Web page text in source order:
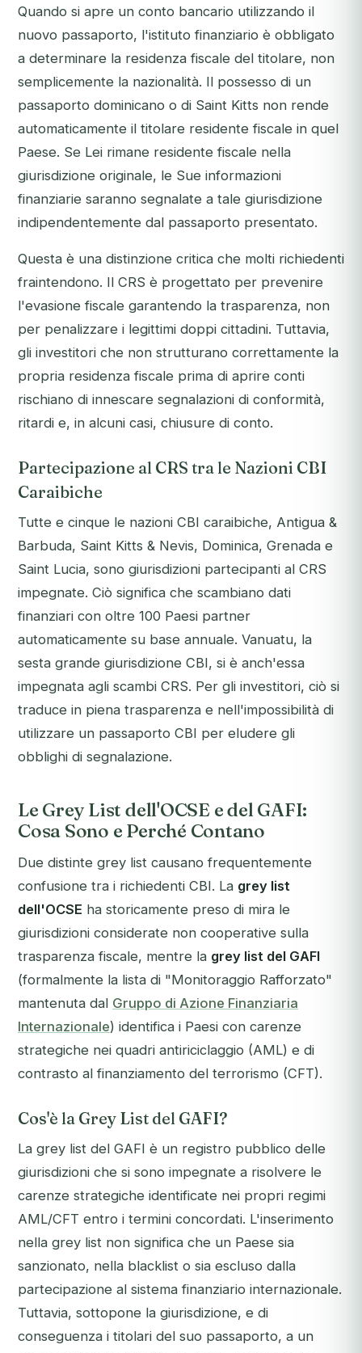
Quando si apre un conto bancario utilizzando il
nuovo passaporto, l'istituto finanziario è obbligato
a determinare la residenza fiscale del titolare, non
semplicemente la nazionalità. Il possesso di un
passaporto dominicano o di Saint Kitts non rende
automaticamente il titolare residente fiscale in quel
Paese. Se Lei rimane residente fiscale nella
giurisdizione originale, le Sue informazioni
finanziarie saranno segnalate a tale giurisdizione
indipendentemente dal passaporto presentato.
Questa è una distinzione critica che molti richiedenti
fraintendono. Il CRS è progettato per prevenire
l'evasione fiscale garantendo la trasparenza, non
per penalizzare i legittimi doppi cittadini. Tuttavia,
gli investitori che non strutturano correttamente la
propria residenza fiscale prima di aprire conti
rischiano di innescare segnalazioni di conformità,
ritardi e, in alcuni casi, chiusure di conto.
Partecipazione al CRS tra le Nazioni CBI
Caraibiche
Tutte e cinque le nazioni CBI caraibiche, Antigua &
Barbuda, Saint Kitts & Nevis, Dominica, Grenada e
Saint Lucia, sono giurisdizioni partecipanti al CRS
impegnate. Ciò significa che scambiano dati
finanziari con oltre 100 Paesi partner
automaticamente su base annuale. Vanuatu, la
sesta grande giurisdizione CBI, si è anch'essa
impegnata agli scambi CRS. Per gli investitori, ciò si
traduce in piena trasparenza e nell'impossibilità di
utilizzare un passaporto CBI per eludere gli
obblighi di segnalazione.
Le Grey List dell'OCSE e del GAFI:
Cosa Sono e Perché Contano
Due distinte grey list causano frequentemente
confusione tra i richiedenti CBI. La grey list
dell'OCSE ha storicamente preso di mira le
giurisdizioni considerate non cooperative sulla
trasparenza fiscale, mentre la grey list del GAFI
(formalmente la lista di "Monitoraggio Rafforzato"
mantenuta dal Gruppo di Azione Finanziaria
Internazionale) identifica i Paesi con carenze
strategiche nei quadri antiriciclaggio (AML) e di
contrasto al finanziamento del terrorismo (CFT).
Cos'è la Grey List del GAFI?
La grey list del GAFI è un registro pubblico delle
giurisdizioni che si sono impegnate a risolvere le
carenze strategiche identificate nei propri regimi
AML/CFT entro i termini concordati. L'inserimento
nella grey list non significa che un Paese sia
sanzionato, nella blacklist o sia escluso dalla
partecipazione al sistema finanziario internazionale.
Tuttavia, sottopone la giurisdizione, e di
conseguenza i titolari del suo passaporto, a un